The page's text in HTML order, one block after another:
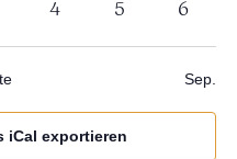
0
4
0
5
0
6
Sep.
iCal exportieren